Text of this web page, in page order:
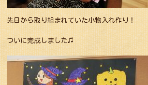
先日から取り組まれていた小物入れ作り！
ついに完成しました♫